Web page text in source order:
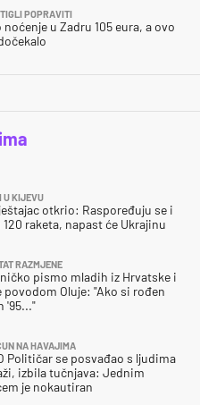
POPRAVITI
noćenje u Zadru 105 eura, a ovo
U KIJEVU
otkrio: Raspoređuju se i
120 raketa, napast će Ukrajinu
RAZMJENE
pismo mladih iz Hrvatske i
povodom Oluje: "Ako si rođen
'95..."
NA HAVAJIMA
Političar se posvađao s ljudima
izbila tučnjava: Jednim
je nokautiran